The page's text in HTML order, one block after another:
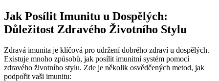
Jak Posílit Imunitu u Dospělých:
Důležitost Zdravého Životního Stylu
Zdravá imunita je klíčová pro udržení dobrého zdraví u dospělých.
Existuje mnoho způsobů, jak posílit imunitní systém pomocí
zdravého životního stylu. Zde je několik osvědčených metod, jak
podpořit vaši imunitu: